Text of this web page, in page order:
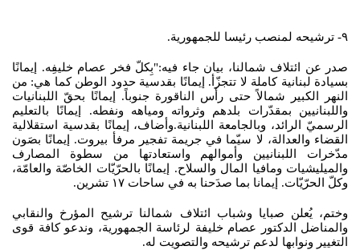
٩- ترشيحه لمنصب رئيسا للجمهورية.
صدر عن ائتلاف شمالنا، بيان جاء فيه:"بِكلّ فخر عصام خليفِه. إيمانًا
بسيادة لبنانية كاملة لا تتجزّأ. إيمانًا بقدسية حدود الوطن كما هي: من
النهر الكبير شمالاً حتى رأس الناقورة جنوباً. إيمانًا بحقّ اللبنانيات
واللبنانيين بمقدّرات بلدهم وثرواته ومياهه ونفطه. إيمانًا بالتعليم
الرسميّ الرائد، وبالجامعة اللبنانية.وأضاف، إيمانًا بقدسية استقلالية
القضاء والعدالة، لا سيّما في جريمة تفجير مرفأ بيروت. إيمانًا بصَون
مدّخرات اللبنانيين وأموالهم واستعادتها من سطوة المصارف
والميليشيات ومافيا المال والسلاح. إيمانًا بالحرّيّات الخاصّة والعامّة،
وكلّ الحرّيّات. إيمانا بما صدَحنا به في ساحات ١٧ تشرين.
وختم، يُعلن صبايا وشباب ائتلاف شمالنا ترشيح المؤرخ والنقابي
والمناضل الدكتور عصام خليفة لرئاسة الجمهورية، وندعو كافة قوى
التغيير ونوابها لدعم ترشيحه والتصويت له.